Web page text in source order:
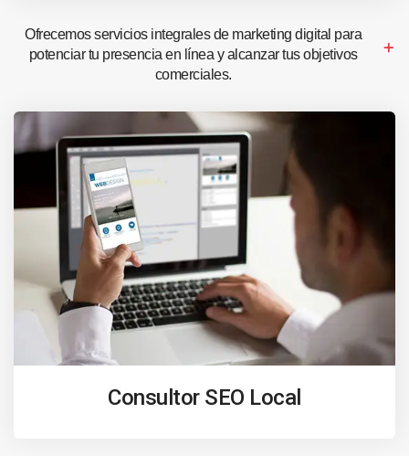
Ofrecemos servicios integrales de marketing digital para
potenciar tu presencia en línea y alcanzar tus objetivos
comerciales.
Consultor SEO Local